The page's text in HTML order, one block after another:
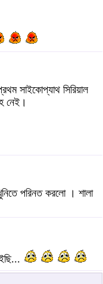
সাইকোপ্যাথ সিরিয়াল
নেই।
পরিনত করলো । শালা